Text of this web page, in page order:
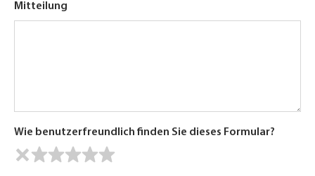
Mitteilung
Wie benutzerfreundlich finden Sie dieses Formular?